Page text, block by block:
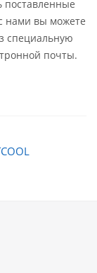
поставленные
нами вы можете
специальную
почты.